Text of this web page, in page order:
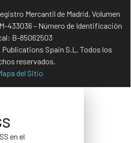
Mercantil de Madrid, Volumen
433036 - Número de Identificación
B-85062503
Spain S.L. Todos los
reservados.
del Sitio
en el